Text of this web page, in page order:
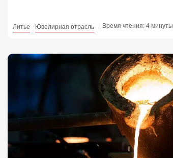
Литье Ювелирная отрасль | Время чтения: 4 минуты